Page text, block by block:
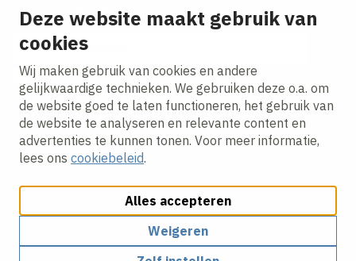
Deze website maakt gebruik van
cookies
Wij maken gebruik van cookies en andere
gelijkwaardige technieken. We gebruiken deze o.a. om
de website goed te laten functioneren, het gebruik van
de website te analyseren en relevante content en
advertenties te kunnen tonen. Voor meer informatie,
lees ons cookiebeleid.
Alles accepteren
Weigeren
Ontvang onze nieuws alerts in je mailbox!
E-mailadres
Ik ga akkoord met hetprivacy statement.
Cookies aanpassenCookie beleidPrivacy policy
Algemene Voorwaarden